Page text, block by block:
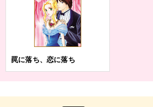
罠に落ち、恋に落ち